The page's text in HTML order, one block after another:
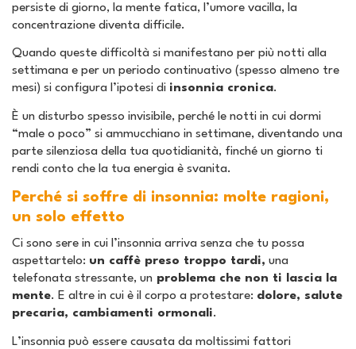
persiste di giorno, la mente fatica, l’umore vacilla, la
concentrazione diventa difficile.
Quando queste difficoltà si manifestano per più notti alla
settimana e per un periodo continuativo (spesso almeno tre
mesi) si configura l’ipotesi di insonnia cronica.
È un disturbo spesso invisibile, perché le notti in cui dormi
“male o poco” si ammucchiano in settimane, diventando una
parte silenziosa della tua quotidianità, finché un giorno ti
rendi conto che la tua energia è svanita.
Perché si soffre di insonnia: molte ragioni,
un solo effetto
Ci sono sere in cui l’insonnia arriva senza che tu possa
aspettartelo: un caffè preso troppo tardi, una
telefonata stressante, un problema che non ti lascia la
mente. E altre in cui è il corpo a protestare: dolore, salute
precaria, cambiamenti ormonali.
L’insonnia può essere causata da moltissimi fattori